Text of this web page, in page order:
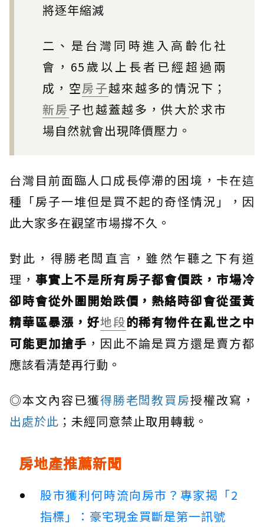
將逐年縮減
二、是台灣同時進入高齡化社
會，65歲以上長者已經超過兩
成，空房子越來越多的情況下；
新房子也越蓋越多，供大於求市
場自然就會出現降價壓力。
台灣目前面臨人口成長停滯的困境，卡在這
種「房子一堆但是買不起的奇怪情況」，因
此大家多在觀望市場撐不久。
對此，得勝老闆直言，雖然乍聽之下有道
理， 事實上不是所有房子都會價跌，市場冷
卻時會從外圍開始跌價，熱絡時卻會從蛋黃
精華區暴漲，好地段的稀有物件在亂世之中
可能更加搶手 ，因此不論是買方還是賣方都
應該看清楚再行動。
◎本文內容已獲得勝老闆教買房授權改寫，
出處於此 ；未經同意禁止取用轉載。
房地產推薦新聞
股市獲利何時流向房市？專家揭「2
指標」：豪宅現金買斷是第一訊號